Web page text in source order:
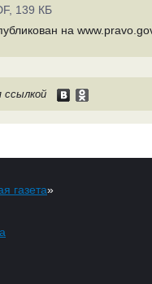
139 КБ
на
ссылкой
газета»